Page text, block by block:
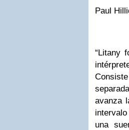
Paul
“Litany
avanza
una